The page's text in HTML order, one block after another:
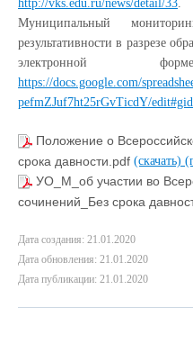
http://vks.edu.ru/news/detail/33.
Муниципальный
результативности в разрезе
электронной
https://docs.google.com/
pefmZJuf7ht25rGvTicdY/
Положение о
срока давности.pdf (скачать)
УО_М_об участии во
сочинений_Без срока
Дата создания: 21.01.2020
Дата обновления: 21.01.2020
Дата публикации: 21.01.2020